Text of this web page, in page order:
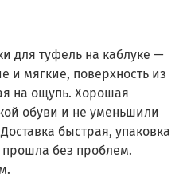
для туфель на каблуке —
и мягкие, поверхность из
на ощупь. Хорошая
обуви и не уменьшили
быстрая, упаковка
прошла без проблем.